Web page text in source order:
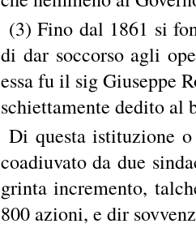
(3) Fino dal 1861 si
di dar soccorso agli
essa fu il sig Giuseppe
schiettamente dedito al
Di questa istituzione
coadiuvato da due
grinta incremento,
800 azioni, e dir